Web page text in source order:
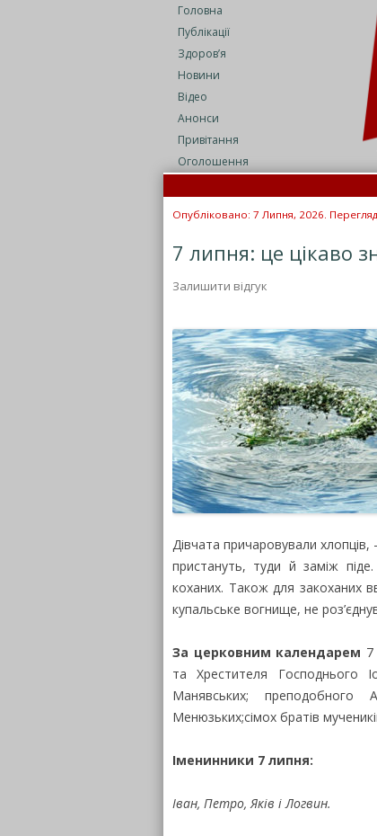
Головна
Публікації
Здоров’я
Новини
Відео
Анонси
Привітання
Оголошення
Опубліковано: 7 Липня, 2026.
7 липня: це цікаво
Залишити відгук
Дівчата причаровували
пристануть, туди й заміж
коханих. Також для закоханих
купальське вогнище, не
За церковним календарем 7
та Хрестителя Господнього
Манявських; преподобного
Менюзьких;сімох братів
Іменинники 7 липня:
Іван, Петро, Яків і Логвин.